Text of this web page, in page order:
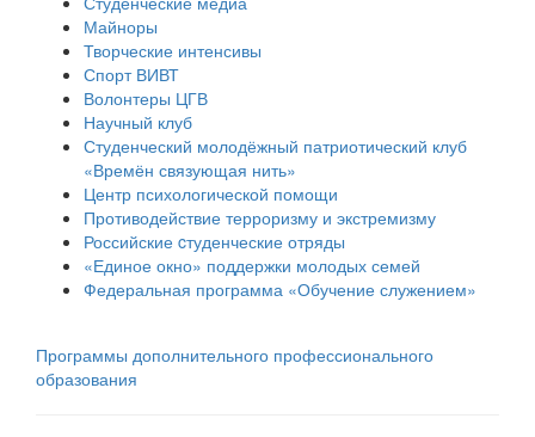
Майноры
Творческие интенсивы
Спорт ВИВТ
Волонтеры ЦГВ
Научный клуб
Студенческий молодёжный патриотический клуб
«Времён связующая нить»
Центр психологической помощи
Противодействие терроризму и экстремизму
Российские cтуденческие отряды
«Единое окно» поддержки молодых семей
Федеральная программа «Обучение служением»
Программы дополнительного профессионального
образования